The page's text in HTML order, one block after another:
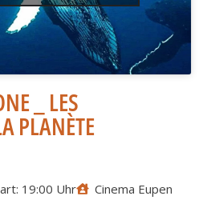
_ LES
PLANÈTE
19:00 Uhr
Cinema Eupen